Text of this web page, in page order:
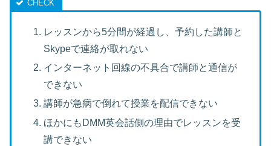
レッスンから5分間が経過し、予約した講師と
Skypeで連絡が取れない
インターネット回線の不具合で講師と通信が
できない
講師が急病で倒れて授業を配信できない
ほかにもDMM英会話側の理由でレッスンを受
講できない